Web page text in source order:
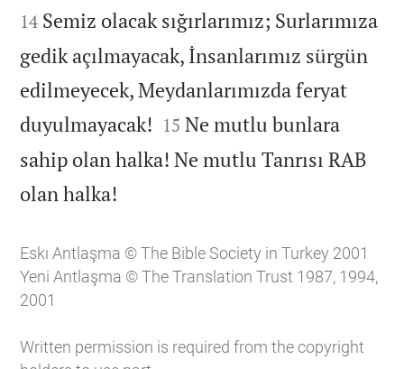
14 Semiz olacak sığırlarımız; Surlarımıza
gedik açılmayacak, İnsanlarımız sürgün
edilmeyecek, Meydanlarımızda feryat
duyulmayacak! 

15 Ne mutlu bunlara
sahip olan halka! Ne mutlu Tanrısı RAB
olan halka!
Eskı Antlaşma © The Bible Society in Turkey 2001
Yeni Antlaşma © The Translation Trust 1987, 1994,
2001
Written permission is required from the copyright